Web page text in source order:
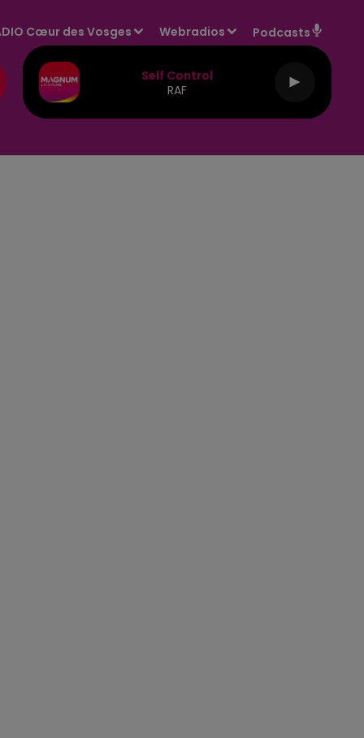
Cœur des Vosges Webradios Podcasts
Self Control
RAF